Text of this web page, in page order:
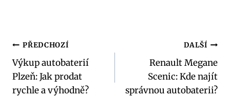
Navigace
pro
příspěvek
PŘEDCHOZÍ
Výkup autobaterií
Plzeň: Jak prodat
rychle a výhodně?
DALŠÍ
Renault Megane
Scenic: Kde najít
správnou autobaterii?